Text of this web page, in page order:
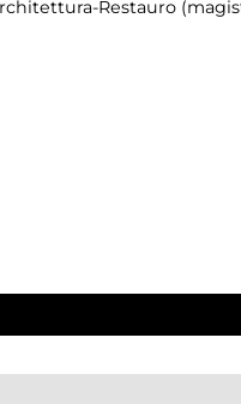
Restauro